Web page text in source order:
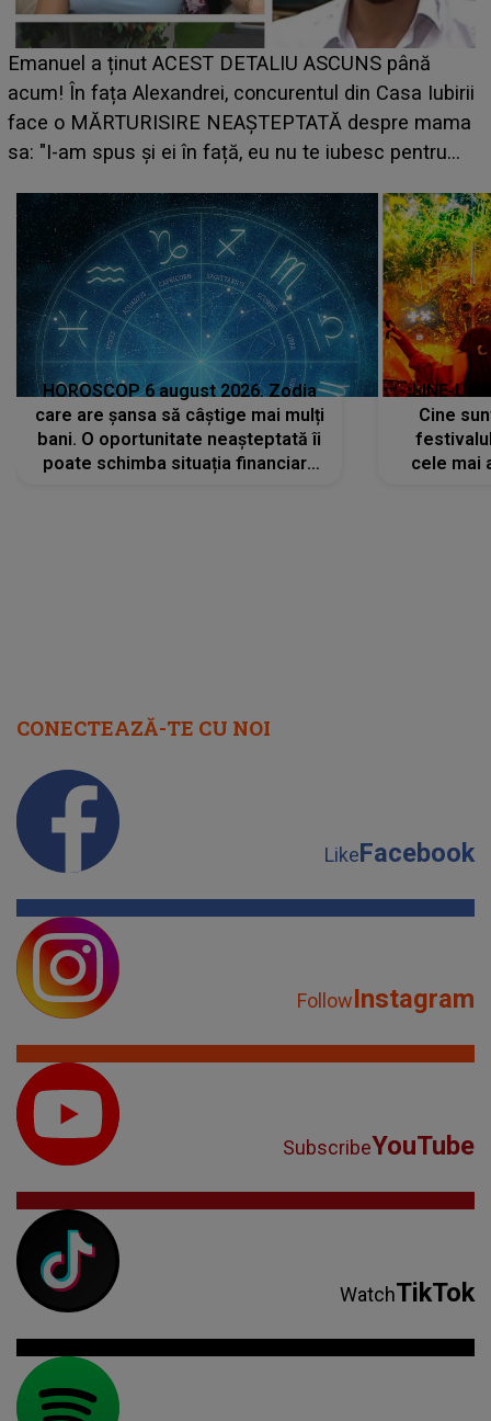
LINE-UP UNTOLD ONE, ziua 2. La ce oră urcă pe
scena principală a festivalului Zara Larsson? Artista
suedeză a ajuns deja în România și s-a filmat din
camera de hotel
HOROSCOP 6 august 2026. Zodia
care are șansa să câștige mai mulți
bani. O oportunitate neașteptată îi
poate schimba situația financiară
LINE-UP
Cine
cele mai
CONECTEAZĂ-TE CU NOI
LikeFacebook
FollowInstagram
SubscribeYouTube
WatchTikTok